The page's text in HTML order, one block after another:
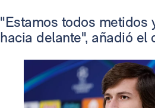
"Estamos todos metidos
hacia delante", añadió el